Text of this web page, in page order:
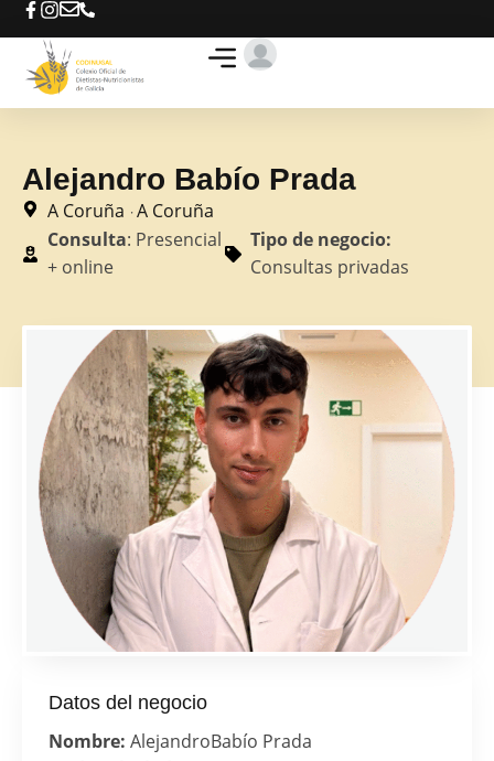
Alejandro Babío Prada
A Coruña ·A Coruña
Consulta: Presencial
+ online
Tipo de negocio:
Consultas privadas
Datos del negocio
Nombre: AlejandroBabío Prada